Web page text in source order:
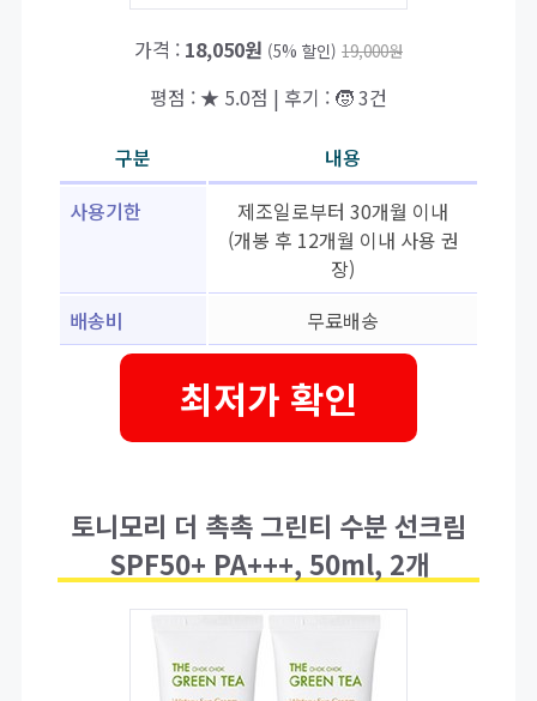
가격 : 18,050원 (5% 할인) 19,000원
평점 : ★ 5.0점 | 후기 : 🧒 3건
구분
내용
사용기한
제조일로부터 30개월 이내
(개봉 후 12개월 이내 사용 권
장)
배송비
무료배송
최저가 확인
토니모리 더 촉촉 그린티 수분 선크림
SPF50+ PA+++, 50ml, 2개